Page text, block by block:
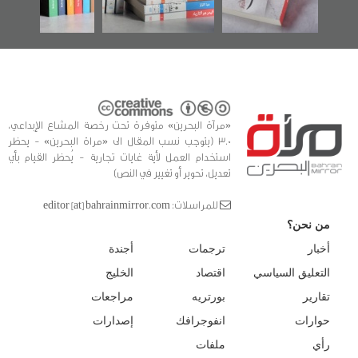
«مرآة البحرين» متوفرة تحت رخصة المشاع الإبداعي،
3.0 (يتوجب نسب المقال الى «مراة البحرين» - يحظر
استخدام العمل لأية غايات تجارية - يُحظر القيام بأي
تعديل، تحوير أو تغيير في النص)
للمراسلات: editor [at] bahrainmirror.com
من نحن؟
أخبار
التعليق السياسي
تقارير
حوارات
رأي
ترجمات
اقتصاد
بورتريه
انفوجرافك
ملفات
أجندة
الخليج
مراجعات
إصدارات